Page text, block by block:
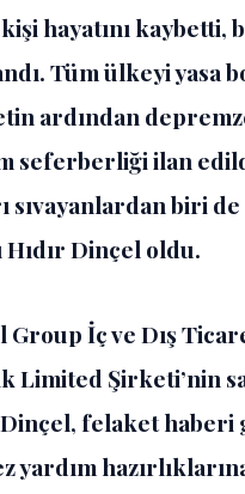
hayatını kaybetti,
Tüm ülkeyi yasa
ardından
seferberliği ilan
sıvayanlardan biri
Hıdır Dinçel oldu.
Group İç ve Dış
Limited Şirketi’nin
Dinçel, felaket haberi
yardım